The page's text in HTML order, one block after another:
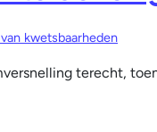
kwetsbaarheden
terecht,